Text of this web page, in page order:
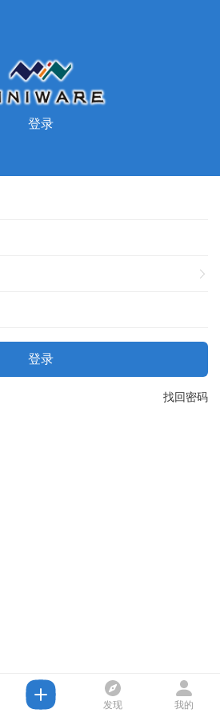
登录
登录
找回密码
发现 我的